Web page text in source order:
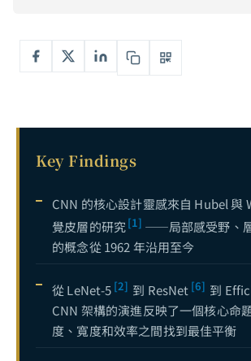
7
Key Findings
CNN 的核心設計靈感來自 Hubel 與
覺皮層的研究[1] ——局部感受野、
的概念從 1962 年沿用至今
從 LeNet-5 [2] 到 ResNet [6] 到
CNN 架構的演進反映了一個核心命
度、寬度和效率之間找到最佳平衡